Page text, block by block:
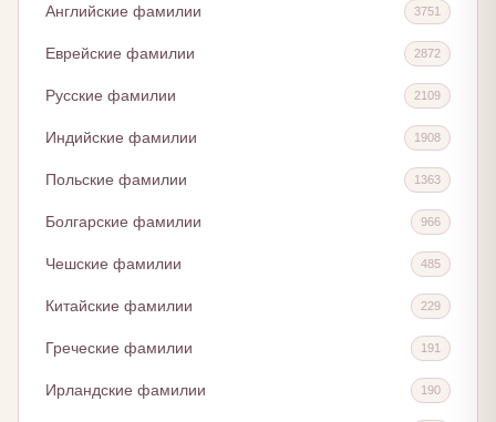
Английские фамилии 3751
Еврейские фамилии 2872
Русские фамилии 2109
Индийские фамилии 1908
Польские фамилии 1363
Болгарские фамилии 966
Чешские фамилии 485
Китайские фамилии 229
Греческие фамилии 191
Ирландские фамилии 190